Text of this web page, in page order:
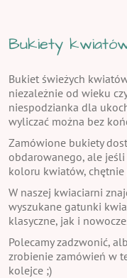
Bukiety
Bukiet świeżych
niezależnie od wieku
niespodzianka dla
wyliczać można bez
Zamówione bukiety
obdarowanego, ale
koloru kwiatów, chętnie
W naszej kwiaciarni
wyszukane gatunki
klasyczne, jak i
Polecamy zadzwonić,
zrobienie zamówień w
kolejce ;)